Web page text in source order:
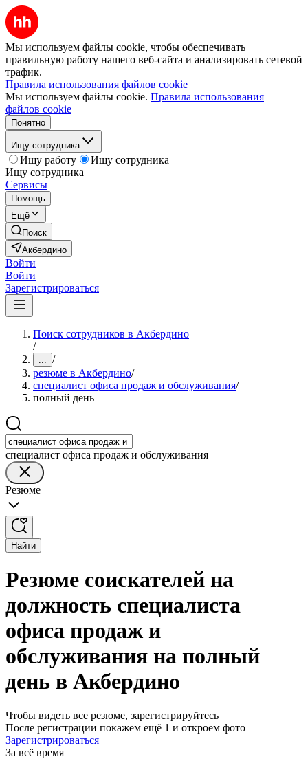
Мы используем файлы cookie, чтобы обеспечивать
правильную работу нашего веб-сайта и анализировать сетевой
трафик.
Правила использования файлов cookie
Мы используем файлы cookie. Правила использования
файлов cookie
Понятно
Ищу сотрудника
Ищу работу
Ищу сотрудника
Ищу сотрудника
Сервисы
Помощь
Ещё
Поиск
Акбердино
Войти
Войти
Зарегистрироваться
Поиск сотрудников в Акбердино
/
... /
резюме в Акбердино/
специалист офиса продаж и обслуживания/
полный день
специалист офиса продаж и обслуживания
Резюме
Найти
Резюме соискателей на
должность специалиста
офиса продаж и
обслуживания на полный
день в Акбердино
Чтобы видеть все резюме, зарегистрируйтесь
После регистрации покажем ещё 1 и откроем фото
Зарегистрироваться
За всё время